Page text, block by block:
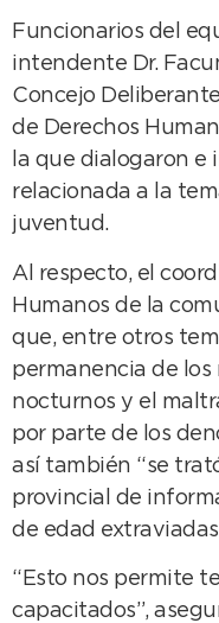
Funcionarios del
intendente Dr.
Concejo
de Derechos
la que dialogaron
relacionada a la
juventud.
Al respecto, el
Humanos de la
que, entre otros
permanencia de los
nocturnos y el
por parte de los
así también “se
provincial de
de edad
“Esto nos permite
capacitados”,